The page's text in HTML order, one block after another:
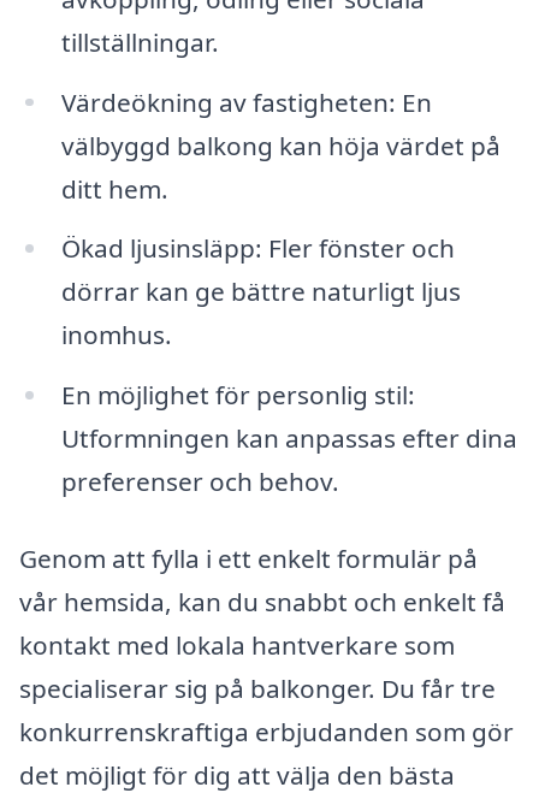
tillställningar.
Värdeökning av fastigheten: En
välbyggd balkong kan höja värdet på
ditt hem.
Ökad ljusinsläpp: Fler fönster och
dörrar kan ge bättre naturligt ljus
inomhus.
En möjlighet för personlig stil:
Utformningen kan anpassas efter dina
preferenser och behov.
Genom att fylla i ett enkelt formulär på
vår hemsida, kan du snabbt och enkelt få
kontakt med lokala hantverkare som
specialiserar sig på balkonger. Du får tre
konkurrenskraftiga erbjudanden som gör
det möjligt för dig att välja den bästa